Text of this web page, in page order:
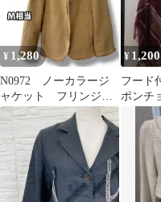
¥ 1,280
N0972 ノーカラージ
ャケット フリンジ
ホック留め ベージ
ュ Ｍ相当
¥ 1,200
フード
ポンチ